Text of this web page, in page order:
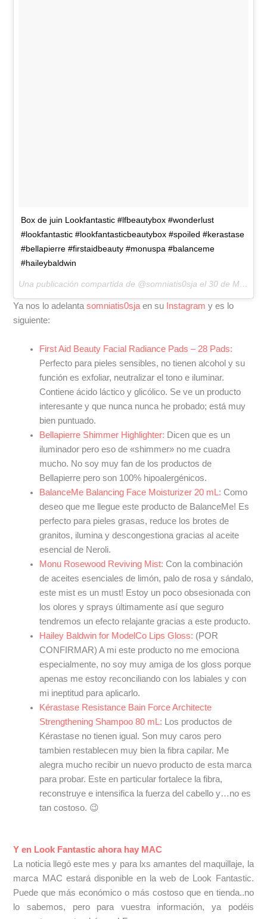
Box de juin Lookfantastic #lfbeautybox #wonderlust
#lookfantastic #lookfantasticbeautybox #spoiled #kerastase
#bellapierre #firstaidbeauty #monuspa #balanceme
#haileybaldwin
Una publicación compartida de @somniatis0sja el 30 de May de 2017 a la(s) 4:34 PDT
Ya nos lo adelantasomniatis0sja en su Instagramy es lo
siguiente:
First Aid Beauty Facial Radiance Pads – 28 Pads:
Perfecto para pieles sensibles, no tienen alcohol y su
función es exfoliar, neutralizar el tono e iluminar.
Contiene ácido láctico y glicólico. Se ve un producto
interesante y que nunca nunca he probado; está muy
bien puntuado.
Bellapierre Shimmer Highlighter: Dicen que es un
iluminador pero eso de «shimmer» no me cuadra
mucho. No soy muy fan de los productos de
Bellapierre pero son 100% hipoalergénicos.
BalanceMe Balancing Face Moisturizer 20 mL: Como
deseo que me llegue este producto de BalanceMe! Es
perfecto para pieles grasas, reduce los brotes de
granitos, ilumina y descongestiona gracias al aceite
esencial de Neroli.
Monu Rosewood Reviving Mist:Con la combinación
de aceites esenciales de limón, palo de rosa y sándalo,
este mist es un must! Estoy un poco obsesionada con
los olores y sprays últimamente así que seguro
tendremos un efecto relajante gracias a este producto.
Hailey Baldwin for ModelCo Lips Gloss: (POR
CONFIRMAR) A mi este producto no me emociona
especialmente, no soy muy amiga de los gloss porque
apenas me estoy reconciliando con los labiales y con
mi ineptitud para aplicarlo.
Kérastase Resistance Bain Force Architecte
Strengthening Shampoo 80 mL: Los productos de
Kérastase no tienen igual. Son muy caros pero
tambien restablecen muy bien la fibra capilar. Me
alegra mucho recibir un nuevo producto de esta marca
para probar. Este en particular fortalece la fibra,
reconstruye e intensifica la fuerza del cabello y…no es
tan costoso. 😉
Y en Look Fantastic ahora hay MAC
La noticia llegó este mes y para lxs amantes del maquillaje, la
marca MAC estará disponible en la web de Look Fantastic.
Puede que más económico o más costoso que en tienda..no
lo sabemos, pero para vuestra información, ya podéis